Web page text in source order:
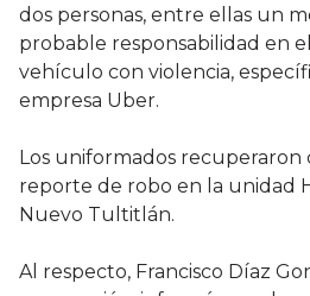
dos personas, entre ellas un
probable responsabilidad en
vehículo con violencia,
empresa Uber.
Los uniformados recuperaron
reporte de robo en la unidad
Nuevo Tultitlán.
Al respecto, Francisco Díaz